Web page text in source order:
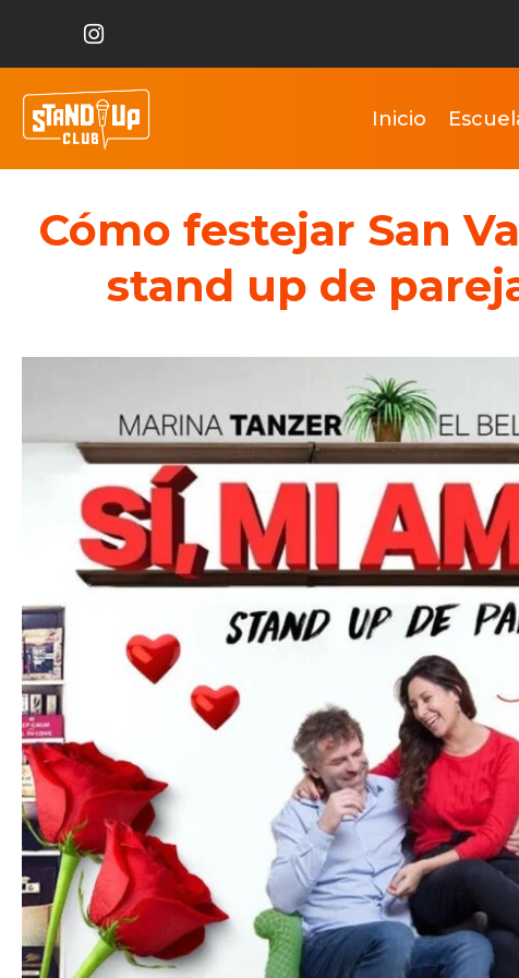
Inicio
Cómo festejar San
stand up de